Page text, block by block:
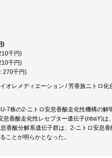
)
千円)
千円)
270千円)
オレメディエーション / 芳香族ニトロ
7株の2-ニトロ安息香酸走化性機構の解
香酸走化性レセプター遺伝子(nbaY)
香酸分解系遺伝子群は、2-ニトロ安息
ことが明らかとなった。